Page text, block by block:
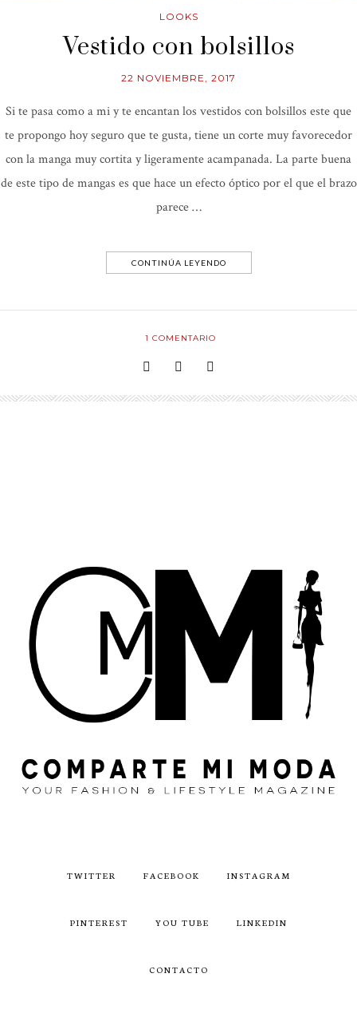
LOOKS
Vestido con bolsillos
22 NOVIEMBRE, 2017
Si te pasa como a mi y te encantan los vestidos con bolsillos este que
te propongo hoy seguro que te gusta, tiene un corte muy favorecedor
con la manga muy cortita y ligeramente acampanada. La parte buena
de este tipo de mangas es que hace un efecto óptico por el que el brazo
parece …
CONTINÚA LEYENDO
1 COMENTARIO
TWITTER FACEBOOK INSTAGRAM
PINTEREST YOU TUBE LINKEDIN
CONTACTO